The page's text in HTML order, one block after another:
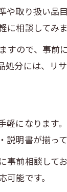
取り扱い
相談してみま
ので、事
分には、リ
になりま
明書が揃っ
前相談し
能です。